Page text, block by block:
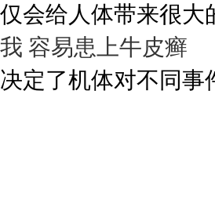
给人体带来很大
容易患上牛皮癣
了机体对不同事